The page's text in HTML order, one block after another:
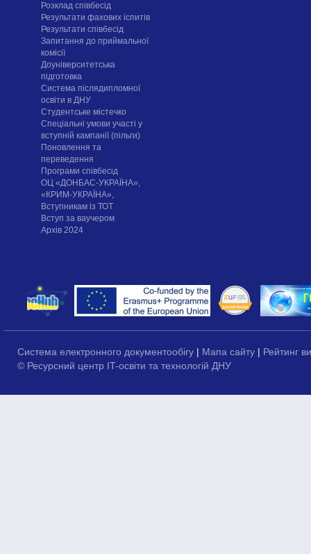
Розклад співбесід
Результати фахових іспитів
Результати співбесід
Запитання до приймальної
комісії
Доуніверситетська
підготовка
Система післядипломної
освіти в ДНУ
Cтудентське містечко
Спеціальні умови участі у
вступній кампанії (пільги)
Поновлення та
переведення
Програми співбесід
ОЦ «ДОНБАС-УКРАЇНА»,
«КРИМ-УКРАЇНА»,
Вступникам із ТОТ
Вступ за ваучером
Архів 2024
Система електронного документообігу | Мапа сайту | Рейтинг
© Ресурсний центр IT-освіти та технологій ДНУ